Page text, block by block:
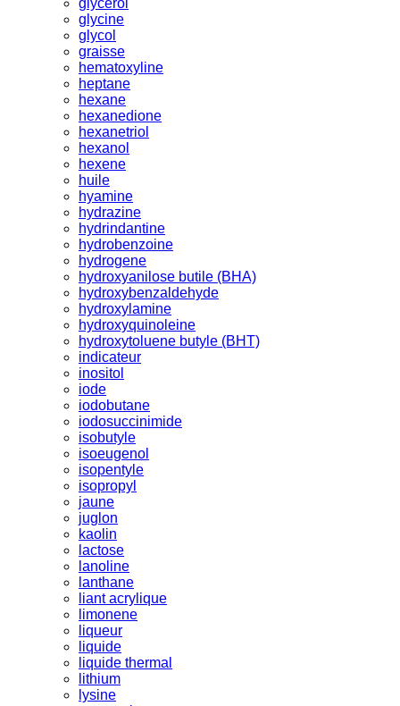
glycine
glycol
graisse
hematoxyline
heptane
hexane
hexanedione
hexanetriol
hexanol
hexene
huile
hyamine
hydrazine
hydrindantine
hydrobenzoine
hydrogene
hydroxyanilose butile (BHA)
hydroxybenzaldehyde
hydroxylamine
hydroxyquinoleine
hydroxytoluene butyle (BHT)
indicateur
inositol
iode
iodobutane
iodosuccinimide
isobutyle
isoeugenol
isopentyle
isopropyl
jaune
juglon
kaolin
lactose
lanoline
lanthane
liant acrylique
limonene
liqueur
liquide
liquide thermal
lithium
lysine